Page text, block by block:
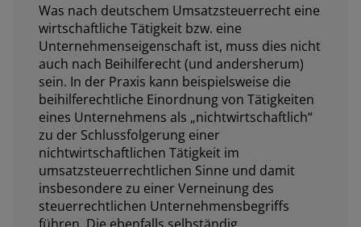
Was nach deutschem Umsatzsteuerrecht eine
wirtschaftliche Tätigkeit bzw. eine
Unternehmenseigenschaft ist, muss dies nicht
auch nach Beihilferecht (und andersherum)
sein. In der Praxis kann beispielsweise die
beihilferechtliche Einordnung von Tätigkeiten
eines Unternehmens als „nichtwirtschaftlich“
zu der Schlussfolgerung einer
nichtwirtschaftlichen Tätigkeit im
umsatzsteuerrechtlichen Sinne und damit
insbesondere zu einer Verneinung des
steuerrechtlichen Unternehmensbegriffs